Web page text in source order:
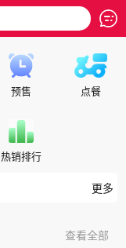
预售 点餐
热销排行
更多
查看全部